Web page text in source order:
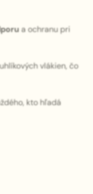
a ochranu pri
vlákien, čo
kto hľadá